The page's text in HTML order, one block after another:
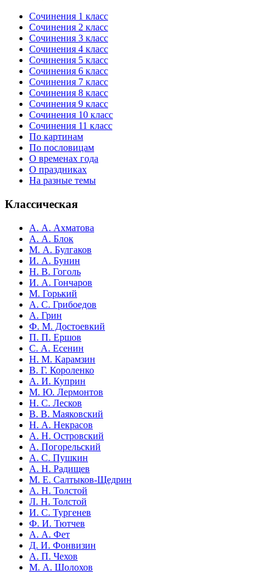
Сочинения 1 класс
Сочинения 2 класс
Сочинения 3 класс
Сочинения 4 класс
Сочинения 5 класс
Сочинения 6 класс
Сочинения 7 класс
Сочинения 8 класс
Сочинения 9 класс
Сочинения 10 класс
Сочинения 11 класс
По картинам
По пословицам
О временах года
О праздниках
На разные темы
Классическая
А. А. Ахматова
А. А. Блок
М. А. Булгаков
И. А. Бунин
Н. В. Гоголь
И. А. Гончаров
М. Горький
А. С. Грибоедов
А. Грин
Ф. М. Достоевкий
П. П. Ершов
С. А. Есенин
Н. М. Карамзин
В. Г. Короленко
А. И. Куприн
М. Ю. Лермонтов
Н. С. Лесков
В. В. Маяковский
Н. А. Некрасов
А. Н. Островский
А. Погорельский
А. С. Пушкин
А. Н. Радищев
М. Е. Салтыков-Щедрин
А. Н. Толстой
Л. Н. Толстой
И. С. Тургенев
Ф. И. Тютчев
А. А. Фет
Д. И. Фонвизин
А. П. Чехов
М. А. Шолохов